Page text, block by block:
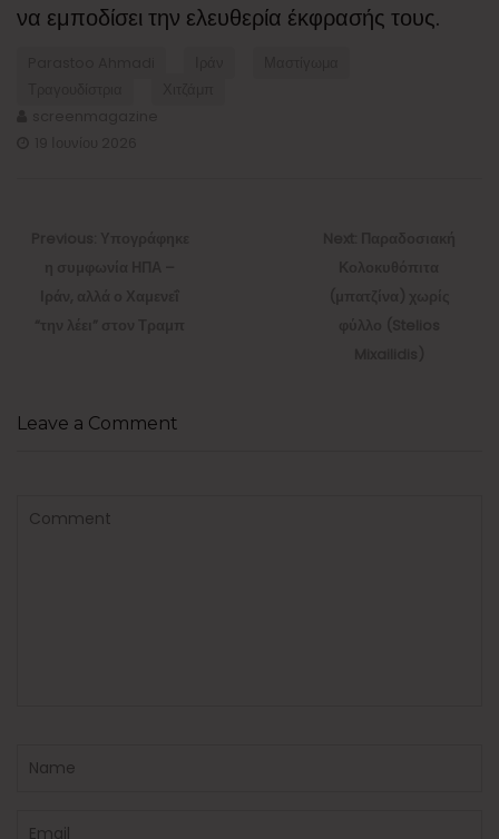
να εμποδίσει την ελευθερία έκφρασής τους.
Leave a Comment